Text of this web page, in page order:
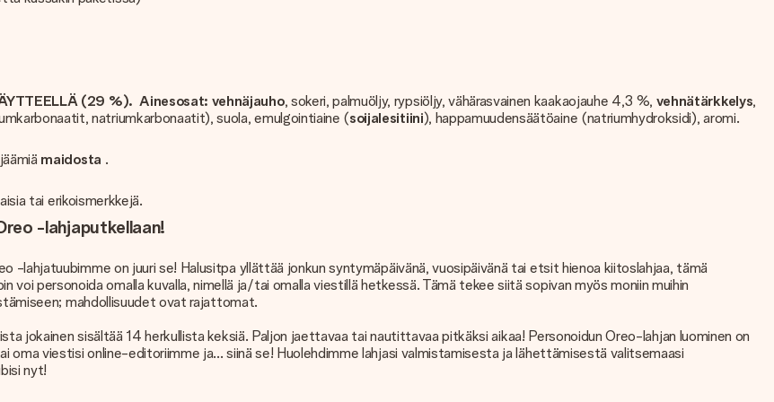
(29 %). Ainesosat: vehnäjauho, sokeri, palmuöljy, rypsiöljy, vähärasvainen kaakaojauhe 4,3 %, vehnätärkkelys,
natriumkarbonaatit), suola, emulgointiaine (soijalesitiini), happamuudensäätöaine (natriumhydroksidi), aromi.
maidosta .
tai erikoismerkkejä.
-lahjaputkellaan!
lahjatuubimme on juuri se! Halusitpa yllättää jonkun syntymäpäivänä, vuosipäivänä tai etsit hienoa kiitoslahjaa, tämä
personoida omalla kuvalla, nimellä ja/tai omalla viestillä hetkessä. Tämä tekee siitä sopivan myös moniin muihin
mahdollisuudet ovat rajattomat.
jokainen sisältää 14 herkullista keksiä. Paljon jaettavaa tai nautittavaa pitkäksi aikaa! Personoidun Oreo-lahjan luominen on
oma viestisi online-editoriimme ja... siinä se! Huolehdimme lahjasi valmistamisesta ja lähettämisestä valitsemaasi
nyt!